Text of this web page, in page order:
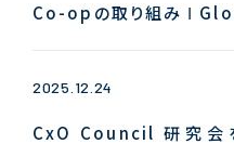
Co-opの取り組み Ι
2025.12.24
CxO Council 研究会